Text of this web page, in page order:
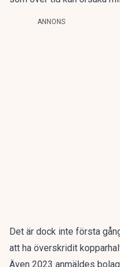
ANNONS
Det är dock inte första
att ha överskridit
Även 2023 anmäldes